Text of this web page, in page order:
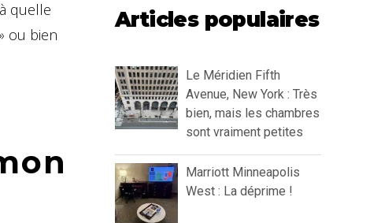
quelle
ou bien
Articles populaires
Le Méridien Fifth
Avenue, New York : Très
bien, mais les chambres
sont vraiment petites
Marriott Minneapolis
West : La déprime !